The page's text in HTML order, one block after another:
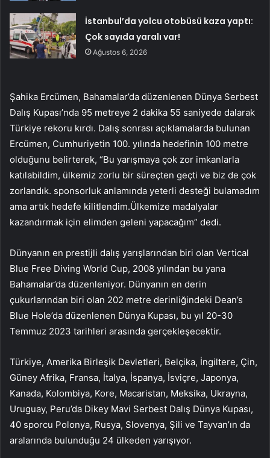
İstanbul’da yolcu otobüsü kaza yaptı:
Çok sayıda yaralı var!
Ağustos 6, 2026
Şahika Ercümen, Bahamalar’da düzenlenen Dünya Serbest
Dalış Kupası’nda 95 metreye 2 dakika 55 saniyede dalarak
Türkiye rekoru kırdı. Dalış sonrası açıklamalarda bulunan
Ercümen, Cumhuriyetin 100. yılında hedefinin 100 metre
olduğunu belirterek, “Bu yarışmaya çok zor imkanlarla
katılabildim, ülkemiz zorlu bir süreçten geçti ve biz de çok
zorlandık. sponsorluk anlamında yeterli desteği bulamadım
ama artık hedefe kilitlendim.Ülkemize madalyalar
kazandırmak için elimden geleni yapacağım” dedi.
Dünyanın en prestijli dalış yarışlarından biri olan Vertical
Blue Free Diving World Cup, 2008 yılından bu yana
Bahamalar’da düzenleniyor. Dünyanın en derin
çukurlarından biri olan 202 metre derinliğindeki Dean’s
Blue Hole’da düzenlenen Dünya Kupası, bu yıl 20-30
Temmuz 2023 tarihleri ​​arasında gerçekleşecektir.
Türkiye, Amerika Birleşik Devletleri, Belçika, İngiltere, Çin,
Güney Afrika, Fransa, İtalya, İspanya, İsviçre, Japonya,
Kanada, Kolombiya, Kore, Macaristan, Meksika, Ukrayna,
Uruguay, Peru’da Dikey Mavi Serbest Dalış Dünya Kupası,
40 sporcu Polonya, Rusya, Slovenya, Şili ve Tayvan’ın da
aralarında bulunduğu 24 ülkeden yarışıyor.